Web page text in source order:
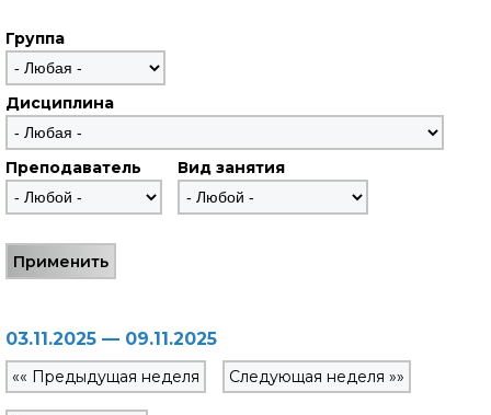
Группа
Дисциплина
Преподаватель Вид занятия
03.11.2025 — 09.11.2025
«« Предыдущая неделя Следующая неделя »»